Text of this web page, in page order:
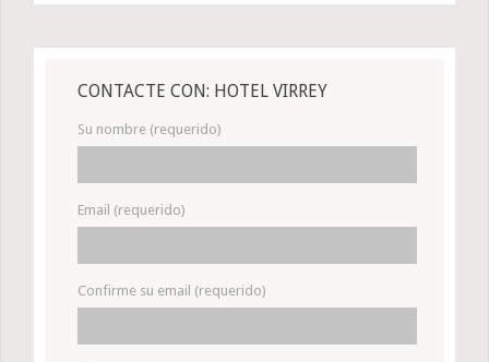
CONTACTE CON: HOTEL VIRREY
Su nombre (requerido)
Email (requerido)
Confirme su email (requerido)